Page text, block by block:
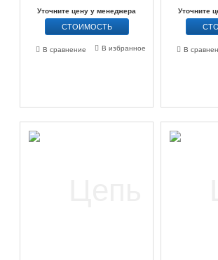
Уточните цену у менеджера
СТОИМОСТЬ
В избранное
В сравнение
Уточните
В